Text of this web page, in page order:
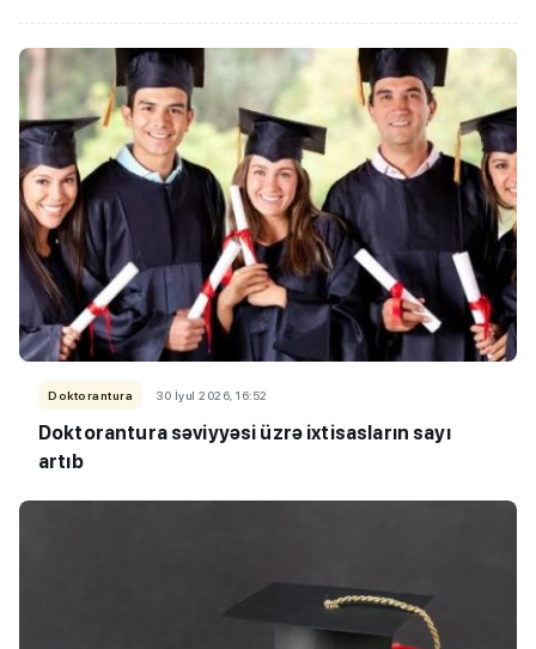
Doktorantura 30 İyul 2026, 16:52
Doktorantura səviyyəsi üzrə ixtisasların sayı
artıb